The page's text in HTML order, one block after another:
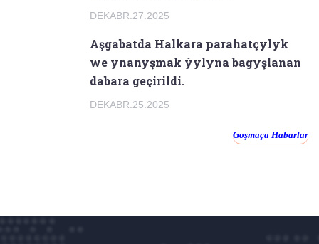
DEKABR.27.2025
Aşgabatda Halkara parahatçylyk
we ynanyşmak ýylyna bagyşlanan
dabara geçirildi.
DEKABR.25.2025
Goşmaça Habarlar